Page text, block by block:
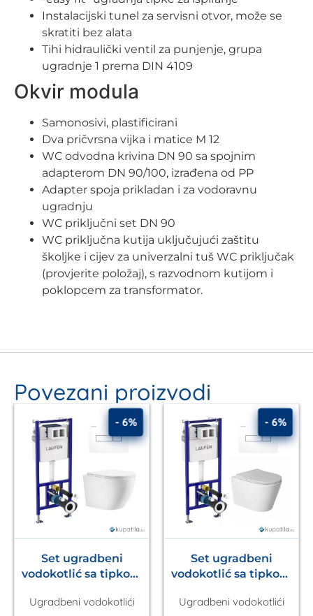
Instalacijski tunel za servisni otvor, može se
skratiti bez alata
Tihi hidraulički ventil za punjenje, grupa
ugradnje 1 prema DIN 4109
Okvir modula
Samonosivi, plastificirani
Dva pričvrsna vijka i matice M 12
WC odvodna krivina DN 90 sa spojnim
adapterom DN 90/100, izrađena od PP
Adapter spoja prikladan i za vodoravnu
ugradnju
WC priključni set DN 90
WC priključna kutija uključujući zaštitu
školjke i cijev za univerzalni tuš WC priključak
(provjerite položaj), s razvodnom kutijom i
poklopcem za transformator.
Povezani proizvodi
- 6%
Set ugradbeni
vodokotlić sa tipkom
+wc šolja Una Kalla
Ugradbeni vodokotlići
- 6%
Set ugradbeni
vodokotlić sa tipkom
+wc šolja Sava Kalla
Ugradbeni vodokotlići